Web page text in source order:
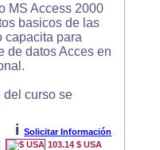
MS Access 2000
basicos de las
capacita para
de datos Acces en
del curso se
i
Solicitar Información
103.14 $ USA